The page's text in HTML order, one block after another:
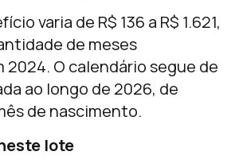
varia de R$ 136 a R$ 1.621,
de meses
2024. O calendário segue de
ao longo de 2026, de
de nascimento.
lote